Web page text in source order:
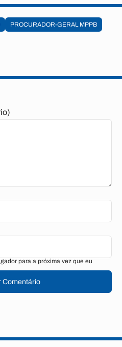
PROCURADOR-GERAL MPPB
para a próxima vez que eu
Comentário